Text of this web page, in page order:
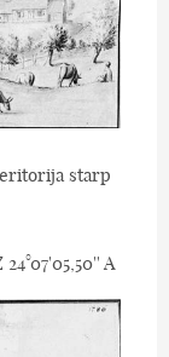
starp
A